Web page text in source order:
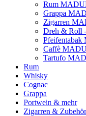
Rum
Grappa
Zigarren
Dreh & Roll
Caffè
Tartufo
Rum
Whisky
Cognac
Grappa
Portwein & mehr
Zigarren & Zubehör